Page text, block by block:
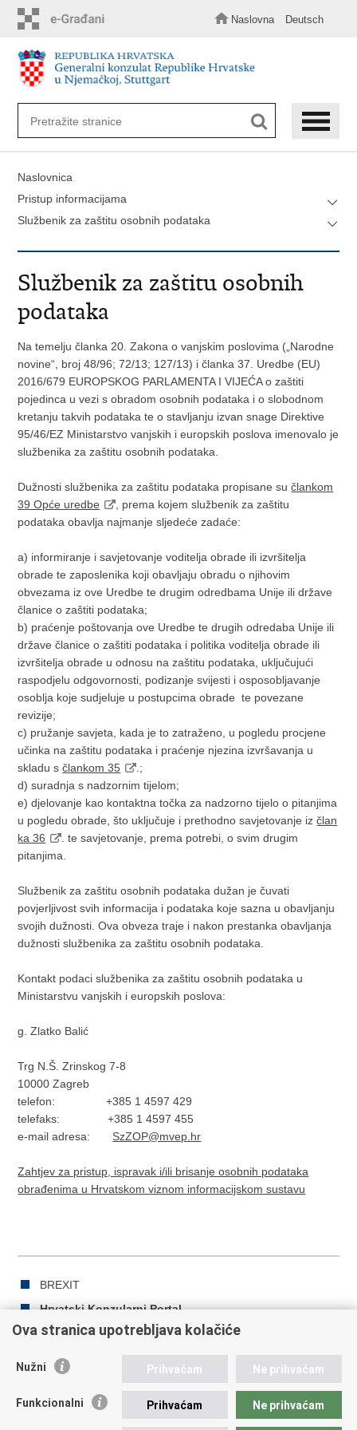
sadržaj
Naslovna Deutsch
Naslovnica
Pristup informacijama
Službenik za zaštitu osobnih podataka
Službenik za zaštitu osobnih
podataka
Na temelju članka 20. Zakona o vanjskim poslovima („Narodne
novine“, broj 48/96; 72/13; 127/13) i članka 37. Uredbe (EU)
2016/679 EUROPSKOG PARLAMENTA I VIJEĆA o zaštiti
pojedinca u vezi s obradom osobnih podataka i o slobodnom
kretanju takvih podataka te o stavljanju izvan snage Direktive
95/46/EZ Ministarstvo vanjskih i europskih poslova imenovalo je
službenika za zaštitu osobnih podataka.
Dužnosti službenika za zaštitu podataka propisane sučlankom
39 Opće uredbe
, prema kojem službenik za zaštitu
podataka obavlja najmanje sljedeće zadaće:
a) informiranje i savjetovanje voditelja obrade ili izvršitelja
obrade te zaposlenika koji obavljaju obradu o njihovim
obvezama iz ove Uredbe te drugim odredbama Unije ili države
članice o zaštiti podataka;
b) praćenje poštovanja ove Uredbe te drugih odredaba Unije ili
države članice o zaštiti podataka i politika voditelja obrade ili
izvršitelja obrade u odnosu na zaštitu podataka, uključujući
raspodjelu odgovornosti, podizanje svijesti i osposobljavanje
osoblja koje sudjeluje u postupcima obrade te povezane
revizije;
c) pružanje savjeta, kada je to zatraženo, u pogledu procjene
učinka na zaštitu podataka i praćenje njezina izvršavanja u
skladu sčlankom 35
.;
d) suradnja s nadzornim tijelom;
e) djelovanje kao kontaktna točka za nadzorno tijelo o pitanjima
u pogledu obrade, što uključuje i prethodno savjetovanje izčlan
ka 36
. te savjetovanje, prema potrebi, o svim drugim
pitanjima.
Službenik za zaštitu osobnih podataka dužan je čuvati
povjerljivost svih informacija i podataka koje sazna u obavljanju
svojih dužnosti. Ova obveza traje i nakon prestanka obavljanja
dužnosti službenika za zaštitu osobnih podataka.
Kontakt podaci službenika za zaštitu osobnih podataka u
Ministarstvu vanjskih i europskih poslova:
g. Zlatko Balić
Trg N.Š. Zrinskog 7-8
10000 Zagreb
telefon: +385 1 4597 429
telefaks: +385 1 4597 455
e-mail adresa: SzZOP@mvep.hr
Zahtjev za pristup, ispravak i/ili brisanje osobnih podataka
obrađenima u Hrvatskom viznom informacijskom sustavu
BREXIT
Hrvatski Konzularni Portal
stranicuna
na
Ova stranica upotrebljava kolačiće
Nužni Prihvaćam Ne prihvaćam
Funkcionalni Prihvaćam Ne prihvaćam